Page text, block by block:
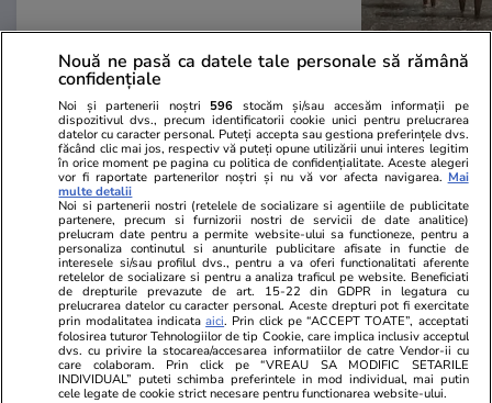
Mediafax.ro
Marele câștigător: RUSIA. Europa
riscă să cadă în capcana dronelor
Femeie
făcea plajă:
PROMO
Nouă ne pasă ca datele tale personale să rămână
confidențiale
Noi și partenerii noștri 596 stocăm și/sau accesăm informații pe
dispozitivul dvs., precum identificatorii cookie unici pentru prelucrarea
datelor cu caracter personal. Puteți accepta sau gestiona preferințele dvs.
făcând clic mai jos, respectiv vă puteți opune utilizării unui interes legitim
în orice moment pe pagina cu politica de confidențialitate. Aceste alegeri
vor fi raportate partenerilor noștri și nu vă vor afecta navigarea. Mai
multe detalii
Noi si partenerii nostri (retelele de socializare si agentiile de publicitate
partenere, precum si furnizorii nostri de servicii de date analitice)
prelucram date pentru a permite website-ului sa functioneze, pentru a
personaliza continutul si anunturile publicitare afisate in functie de
interesele si/sau profilul dvs., pentru a va oferi functionalitati aferente
retelelor de socializare si pentru a analiza traficul pe website. Beneficiati
de drepturile prevazute de art. 15-22 din GDPR in legatura cu
prelucrarea datelor cu caracter personal. Aceste drepturi pot fi exercitate
prin modalitatea indicataaici. Prin click pe “ACCEPT TOATE”, acceptati
folosirea tuturor Tehnologiilor de tip Cookie, care implica inclusiv acceptul
dvs. cu privire la stocarea/accesarea informatiilor de catre Vendor-ii cu
care colaboram. Prin click pe “VREAU SA MODIFIC SETARILE
INDIVIDUAL” puteti schimba preferintele in mod individual, mai putin
cele legate de cookie strict necesare pentru functionarea website-ului.